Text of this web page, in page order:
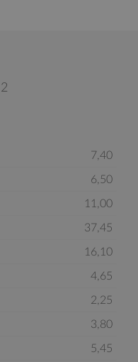
2
7,40
6,50
11,00
37,45
16,10
4,65
2,25
3,80
5,45